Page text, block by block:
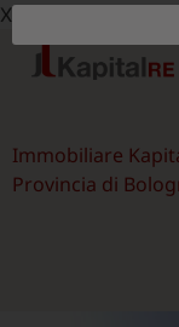
X
Immobiliare
Provincia di